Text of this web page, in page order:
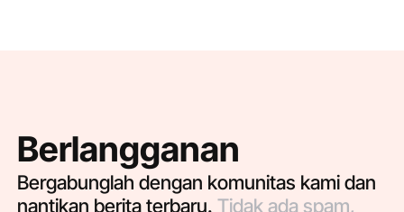
Berlangganan
Bergabunglah dengan komunitas kami dan
nantikan berita terbaru.Tidak ada spam,